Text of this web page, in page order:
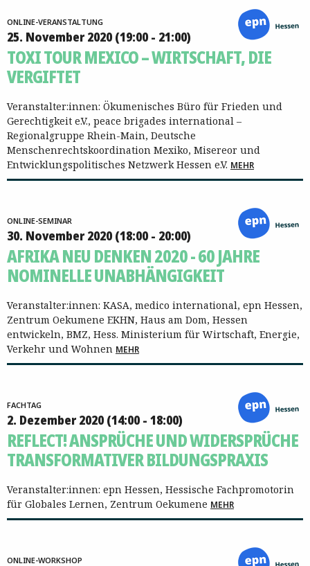
ONLINE-VERANSTALTUNG
25. November 2020 (19:00 - 21:00)
TOXI TOUR MEXICO – WIRTSCHAFT, DIE
VERGIFTET
Veranstalter:innen: Ökumenisches Büro für Frieden und
Gerechtigkeit e.V., peace brigades international –
Regionalgruppe Rhein-Main, Deutsche
Menschenrechtskoordination Mexiko, Misereor und
Entwicklungspolitisches Netzwerk Hessen e.V. MEHR
ONLINE-SEMINAR
30. November 2020 (18:00 - 20:00)
AFRIKA NEU DENKEN 2020 - 60 JAHRE
NOMINELLE UNABHÄNGIGKEIT
Veranstalter:innen: KASA, medico international, epn Hessen,
Zentrum Oekumene EKHN, Haus am Dom, Hessen
entwickeln, BMZ, Hess. Ministerium für Wirtschaft, Energie,
Verkehr und Wohnen MEHR
FACHTAG
2. Dezember 2020 (14:00 - 18:00)
REFLECT! ANSPRÜCHE UND WIDERSPRÜCHE
TRANSFORMATIVER BILDUNGSPRAXIS
Veranstalter:innen: epn Hessen, Hessische Fachpromotorin
für Globales Lernen, Zentrum Oekumene MEHR
ONLINE-WORKSHOP